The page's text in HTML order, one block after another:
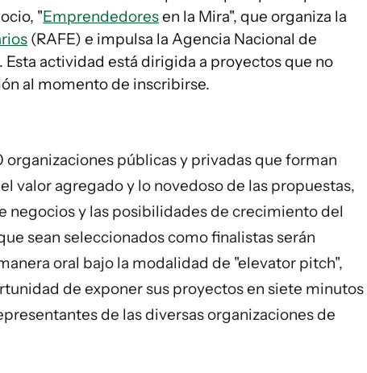
"Emprendedoresen la Mira", que organiza la
(RAFE) e impulsa la Agencia Nacional de
Esta actividad está dirigida a proyectos que no
al momento de inscribirse.
públicas y privadas que forman
valor agregado y lo novedoso de las propuestas,
negocios y las posibilidades de crecimiento del
sean seleccionados como finalistas serán
oral bajo la modalidad de "elevator pitch",
de exponer sus proyectos en siete minutos
de las diversas organizaciones de